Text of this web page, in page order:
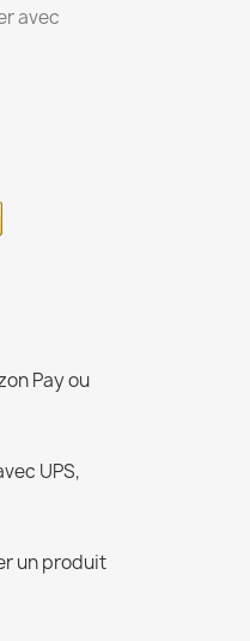
avec
Pay ou
UPS,
un produit